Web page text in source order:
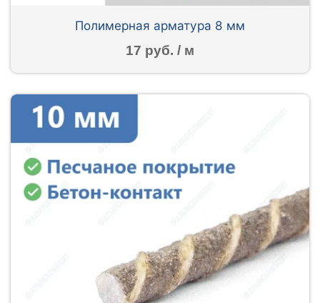
Полимерная арматура 8 мм
17 руб. / м